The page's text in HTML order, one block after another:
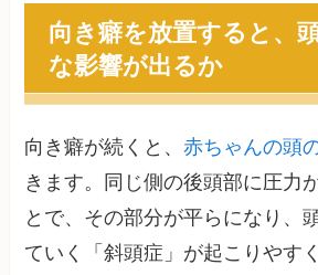
向き癖を放置すると、
な影響が出るか
向き癖が続くと、赤ちゃんの頭
きます。同じ側の後頭部に圧力
とで、その部分が平らになり、
ていく「斜頭症」が起こりやす